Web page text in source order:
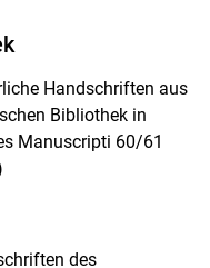
Handschriften aus
Bibliothek in
Manuscripti 60/61
des